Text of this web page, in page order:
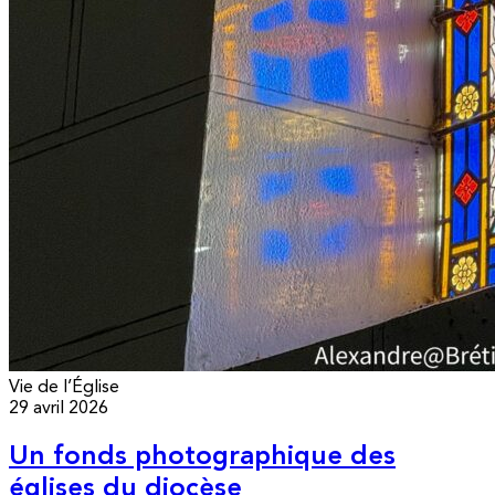
Vie de l’Église
29 avril 2026
Un fonds photographique des
églises du diocèse